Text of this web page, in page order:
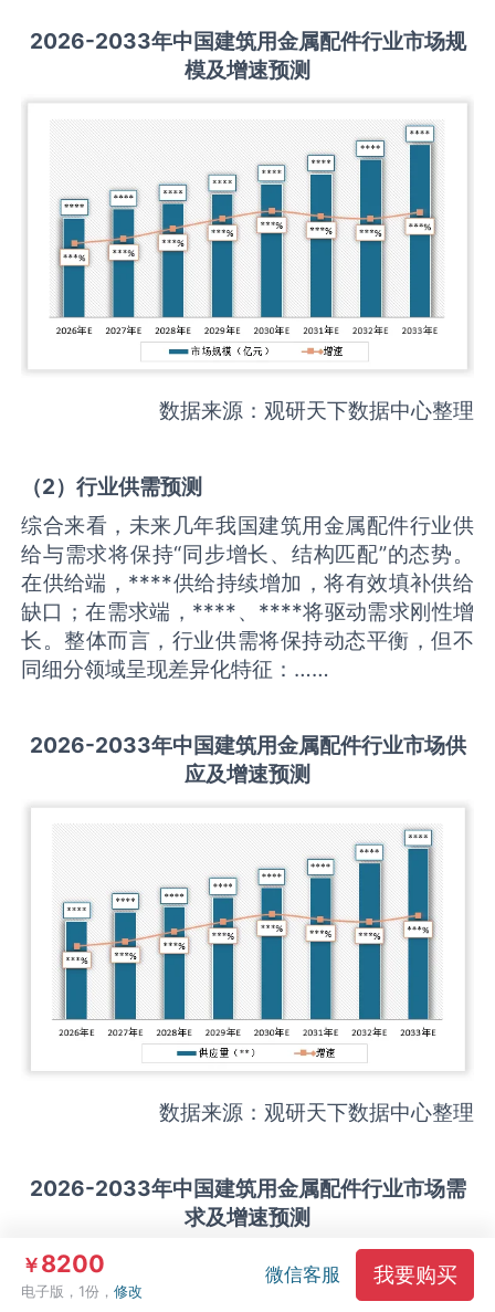
2026-2033年中国建筑用金属配件行业市场规
模及增速预测
数据来源：观研天下数据中心整理
（2）行业供需预测
综合来看，未来几年我国建筑用金属配件行业供
给与需求将保持“同步增长、结构匹配”的态势。
在供给端，****供给持续增加，将有效填补供给
缺口；在需求端，****、****将驱动需求刚性增
长。整体而言，行业供需将保持动态平衡，但不
同细分领域呈现差异化特征：……
2026-2033年中国建筑用金属配件行业市场供
应及增速预测
数据来源：观研天下数据中心整理
2026-2033年中国建筑用金属配件行业市场需
求及增速预测
￥8200
电子版，1份，修改
微信客服 我要购买